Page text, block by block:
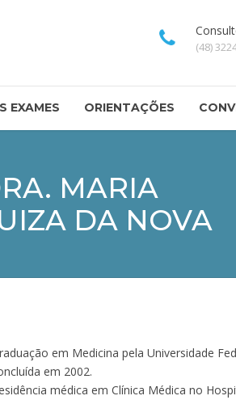
(48)
EXAMES ORIENTAÇÕES
MARIA
DA NOVA
em Medicina pela Universidade
em 2002.
médica em Clínica Médica no